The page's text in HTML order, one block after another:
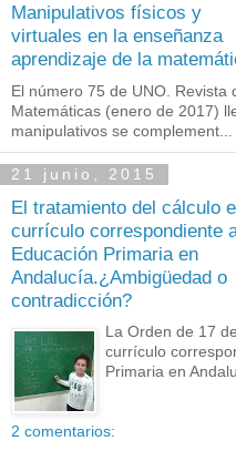
Manipulativos físicos y
virtuales en la enseñanza
aprendizaje de la
El número 75 de UNO. Revista
Matemáticas (enero de 2017)
manipulativos se complement...
21 junio, 2015
El tratamiento del cálculo
currículo correspondiente
Educación Primaria en
Andalucía.¿Ambigüedad o
contradicción?
La Orden de 17
currículo
Primaria en
2 comentarios: